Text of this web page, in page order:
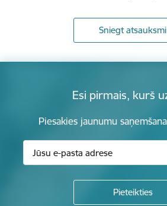
Sniegt atsauksmi
Esi pirmais, kurš
Piesakies jaunumu